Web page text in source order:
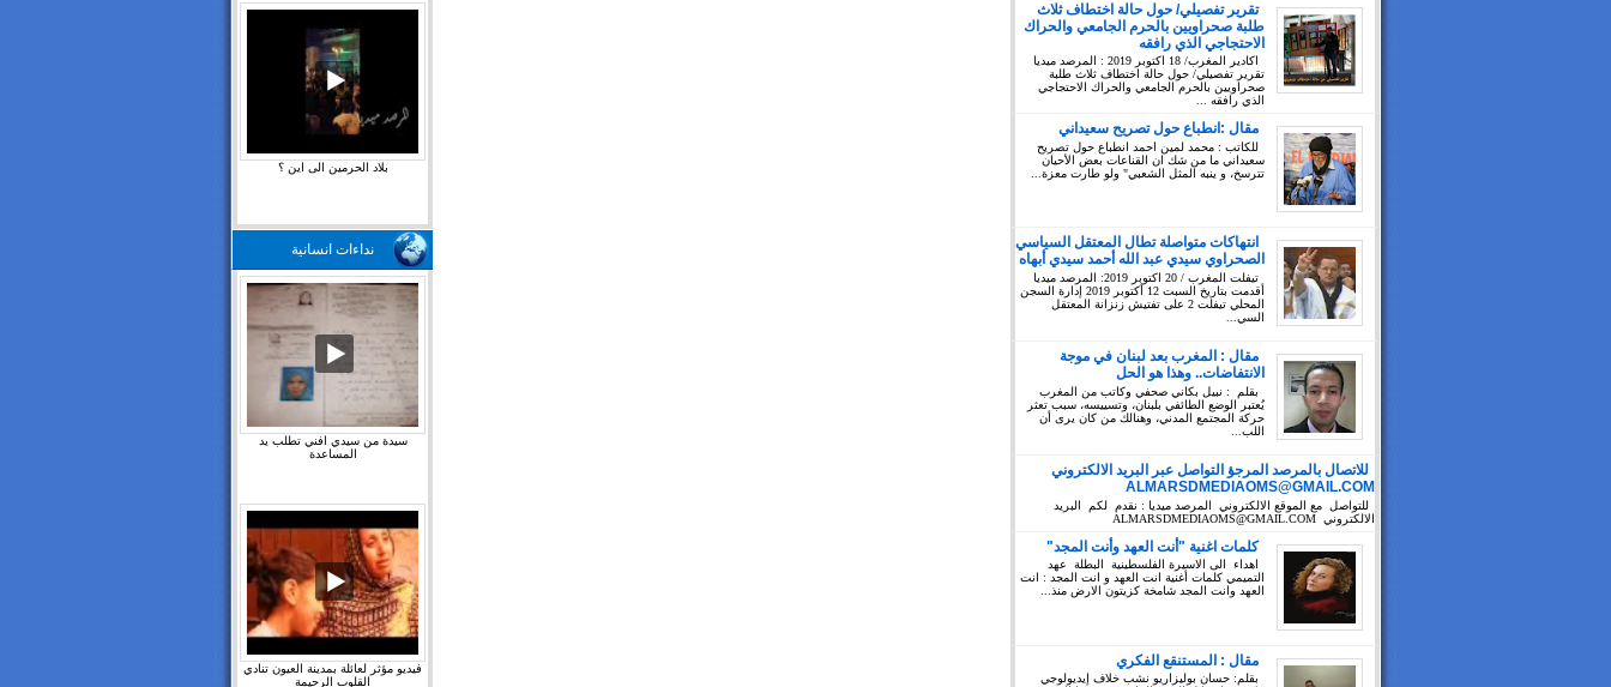
تقرير تفصيلي/ حول حالة اختطاف ثلاث
طلبة صحراويين بالحرم الجامعي والحراك
الاحتجاجي الذي رافقه
اكادير المغرب/ 18 اكتوبر 2019 : المرصد ميديا
تقرير تفصيلي/ حول حالة اختطاف ثلاث طلبة
صحراويين بالحرم الجامعي والحراك الاحتجاجي
الذي رافقه ...
مقال :انطباع حول تصريح سعيداني
للكاتب : محمد لمين احمد انطباع حول تصريح
سعيداني ما من شك ان القناعات بعض الأحيان
تترسخ، و ينبه المثل الشعبي" ولو طارت معزة...
انتهاكات متواصلة تطال المعتقل السياسي
الصحراوي سيدي عبد الله أحمد سيدي أبهاه
تيفلت المغرب / 20 اكتوبر 2019: المرصد ميديا
أقدمت بتاريخ السبت 12 أكتوبر 2019 إدارة السجن
المحلي تيفلت 2 على تفتيش زنزانة المعتقل
السي...
مقال : المغرب بعد لبنان في موجة
الانتفاضات.. وهذا هو الحل
بقلم : نبيل بكاني صحفي وكاتب من المغرب
يُعتبر الوضع الطائفي بلبنان، وتسييسه، سبب تعثر
حركة المجتمع المدني، وهنالك من كان يرى أن
اللب...
للاتصال بالمرصد المرجؤ التواصل عبر البريد الالكتروني
ALMARSDMEDIAOMS@GMAIL.COM
للتواصل مع الموقع الالكتروني المرصد ميديا : نقدم لكم البريد
الالكتروني ALMARSDMEDIAOMS@GMAIL.COM
كلمات اغنية "أنت العهد وأنت المجد"
اهداء الى الاسيرة الفلسطينية البطلة عهد
التميمي كلمات أغنية انت العهد و انت المجد : انت
العهد وانت المجد شامخة كزيتون الارض منذ...
مقال : المستنقع الفكري
بقلم: حسان بوليزاريو نشب خلاف إيديولوجي
بلاد الحرمين الى اين ؟
نداءات انسانية
سيدة من سيدي افني تطلب يد
المساعدة
فيديو مؤثر لعائلة بمدينة العيون تنادي
القلوب الرحيمة